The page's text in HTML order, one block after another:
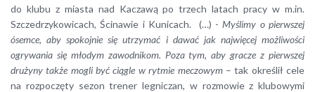
do klubu z miasta nad Kaczawą po trzech latach pracy w m.in.
Szczedrzykowicach, Ścinawie i Kunicach. (…) - Myślimy o pierwszej
ósemce, aby spokojnie się utrzymać i dawać jak najwięcej możliwości
ogrywania się młodym zawodnikom. Poza tym, aby gracze z pierwszej
drużyny także mogli być ciągle w rytmie meczowym– tak określił cele
na rozpoczęty sezon trener legniczan, w rozmowie z klubowymi